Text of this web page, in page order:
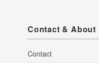
Contact & About
Contact